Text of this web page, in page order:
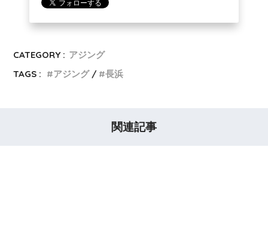
CATEGORY : アジング
TAGS :
アジング 長浜
関連記事